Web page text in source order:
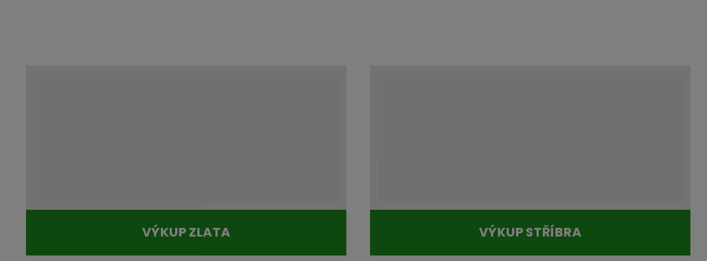
VÝKUP ZLATA VÝKUP STŘÍBRA